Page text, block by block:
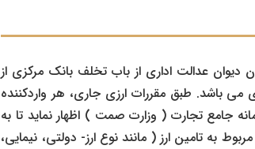
رد درخواست صدور کد ساتا به موجب بند 1 ماده 10 قانون دیوان عدالت اداری از باب تخلف بانک مرکزی از
می باشد. طبق مقررات ارزی جاری، هر واردکننده
جامع تجارت ( وزارت صمت ) اظهار نماید تا به
به تامین ارز ( مانند نوع ارز- دولتی، نیمایی،